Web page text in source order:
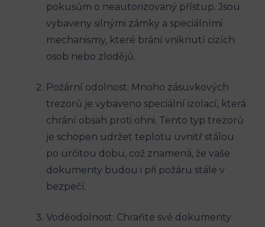
pokusům o neautorizovaný přístup. Jsou
vybaveny silnými zámky a speciálními
mechanismy, které brání vniknutí cizích
osob nebo zlodějů.
Požární odolnost: Mnoho zásuvkových
trezorů je vybaveno speciální izolací, která
chrání obsah proti ohni. Tento typ trezorů
je schopen udržet teplotu uvnitř stálou
po určitou dobu, což znamená, že vaše
dokumenty budou i při požáru stále v
bezpečí.
Voděodolnost: Chraňte své dokumenty